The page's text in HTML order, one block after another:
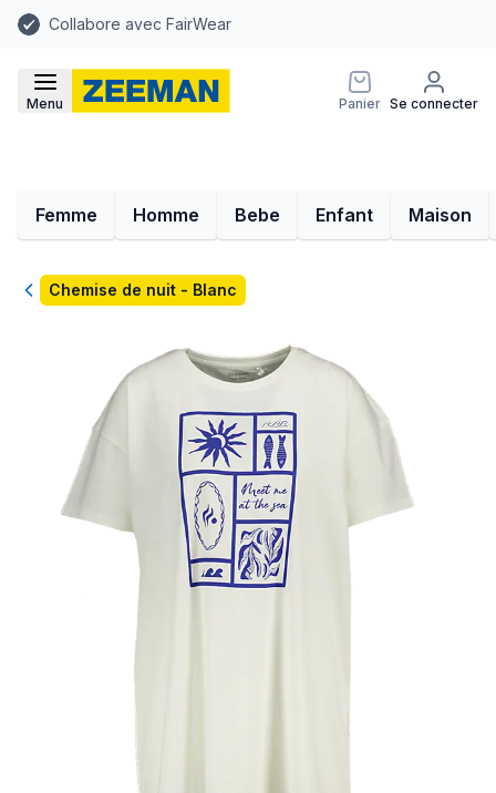
Collabore avec FairWear
Menu Panier Se connecter
Femme Homme Bebe Enfant Maison
RetourChemise de nuit - Blanc